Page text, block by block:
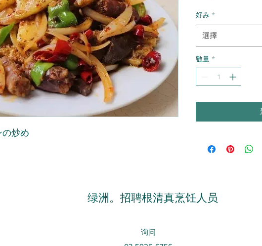
の炒め
好み *
選擇
數量 *
绿洲。 招聘根清真烹饪人员
询问